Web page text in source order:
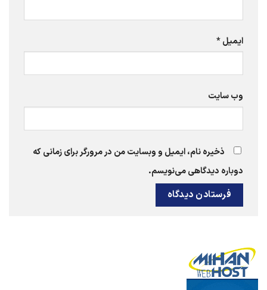
ایمیل*
وب‌ سایت
ذخیره نام، ایمیل و وبسایت من در مرورگر برای زمانی که
دوباره دیدگاهی می‌نویسم.